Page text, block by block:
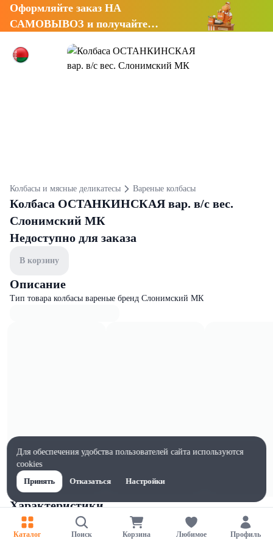
Оформляйте заказ НА
САМОВЫВОЗ и получайте
Колбасы и мясные деликатесы Вареные колбасы
Колбаса ОСТАНКИНСКАЯ вар. в/с вес.
Слонимский МК
Недоступно для заказа
В корзину
Описание
Тип товара колбасы вареные бренд Слонимский МК
Характеристики
Ширина, мм
1Каталог Поиск Корзина Любимое Профиль
Для обеспечения удобства пользователей сайта используются
cookies
Принять
Отказаться Настройки